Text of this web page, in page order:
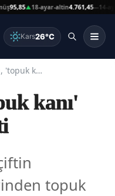
▲18-ayar-altin4.761,45—14-ayar-
Kars26°C
Mahkemesi, 'topuk kanı' kararını iptal etti
kanı'
topuk